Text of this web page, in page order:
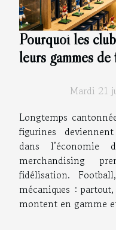
Pourquoi les
leurs gammes
Mardi 21
Longtemps
figurines
dans l’économie
merchandising
fidélisation.
mécaniques :
montent en gamme